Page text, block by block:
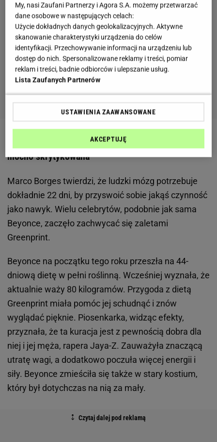
Roślinna dieta polecana przez Beyonce została
mocno skrytykowana
Marco Borges twierdzi, że ludzki mózg potrzebuje
dokładnie 22 dni, by przyswoić sobie jakąś czynność
jako nawyk. Wielu celebrytów, podobnie jak sama
Beyonce, zaczęło zachwycać się zaletami
Greenprint.
Beyonce na początku tego roku przeszła na 44-
dniową dietę w pełni roślinną. Wcześniej wyznała, że
aktualnie waży 80 kilogramów. Przygoda z dietą
Greenprint miała pomóc jej schudnąć i znów
wyglądać pięknie. Piosenkarka, widząc efekty,
przyznała, że ta kuracja jest z pewnością dobra dla
niej i jej męża, rapera Jaya-Z. Zauważyła znaczącą
utratę wagi, a dodatkowo poczuła więcej energii i
siły. Beyonce zmieściła się także w stary kostium,
który był dotychczas na nią za mały.
My, nasi Zaufani Partnerzy i Agora S.A. możemy przetwarzać
dane osobowe w następujących celach:
Użycie dokładnych danych geolokalizacyjnych. Aktywne
skanowanie charakterystyki urządzenia do celów
identyfikacji. Przechowywanie informacji na urządzeniu lub
dostęp do nich. Spersonalizowane reklamy i treści, pomiar
reklam i treści, badnie odbiorców i ulepszanie usług.
Lista Zaufanych Partnerów
USTAWIENIA ZAAWANSOWANE
AKCEPTUJĘ